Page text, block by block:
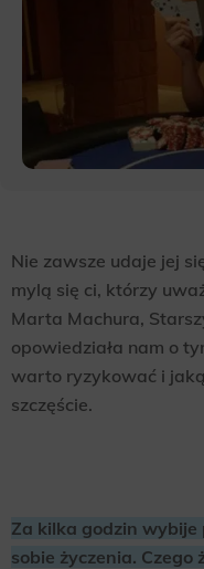
Nie zawsze udaje jej
mylą się ci, którzy
Marta Machura,
opowiedziała nam o
warto ryzykować i
szczęście.
Za kilka godzin wybije
sobie życzenia. Czego